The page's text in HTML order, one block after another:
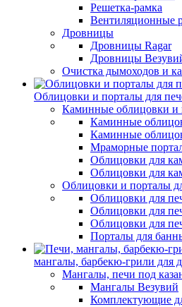
Решетка-рамка
Вентиляционные
Дровницы
Дровницы Ragar
Дровницы
Очистка дымоходов и
Облицовки и порталы для
Каминные облицовки и
Каминные
Каминные
Мраморные
Облицовки для
Облицовки для
Облицовки и порталы
Облицовки для
Облицовки для
Облицовки для
Порталы для
мангалы, барбекю-грили для
Мангалы, печи под
Мангалы Везувий
Комплектующие